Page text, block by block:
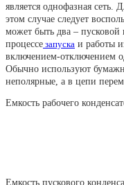
является однофазная сеть.
этом случае следует
может быть два –
процессе запуска и работы
включением-отключением
Обычно используют
неполярные, а в цепи
Емкость рабочего
Емкость пускового